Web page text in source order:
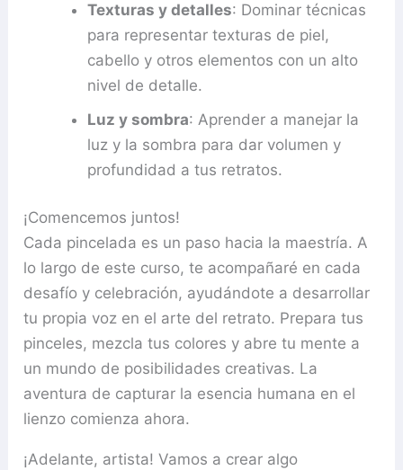
Texturas y detalles: Dominar técnicas
para representar texturas de piel,
cabello y otros elementos con un alto
nivel de detalle.
Luz y sombra: Aprender a manejar la
luz y la sombra para dar volumen y
profundidad a tus retratos.
¡Comencemos juntos!
Cada pincelada es un paso hacia la maestría. A
lo largo de este curso, te acompañaré en cada
desafío y celebración, ayudándote a desarrollar
tu propia voz en el arte del retrato. Prepara tus
pinceles, mezcla tus colores y abre tu mente a
un mundo de posibilidades creativas. La
aventura de capturar la esencia humana en el
lienzo comienza ahora.
¡Adelante, artista! Vamos a crear algo